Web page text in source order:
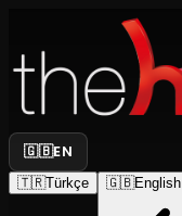
🇬🇧EN
🇹🇷Türkçe 🇬🇧English